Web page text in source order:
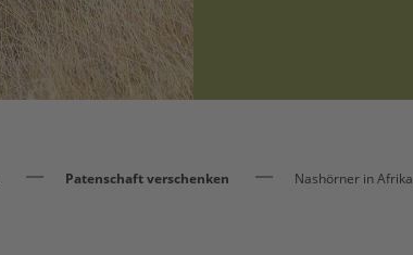
Patenschaft verschenken Nashörner in Afrika